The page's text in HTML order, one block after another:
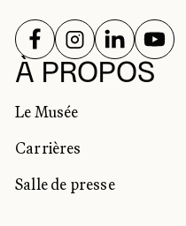
À PROPOS
Le Musée
Carrières
Salle de presse
RÉSEAUX
SUIVEZ-NOUS SUR
SUIVEZ-SUIVEZ-